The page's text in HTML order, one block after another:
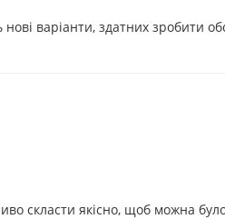
варіанти, здатних зробити
скласти якісно, щоб можна